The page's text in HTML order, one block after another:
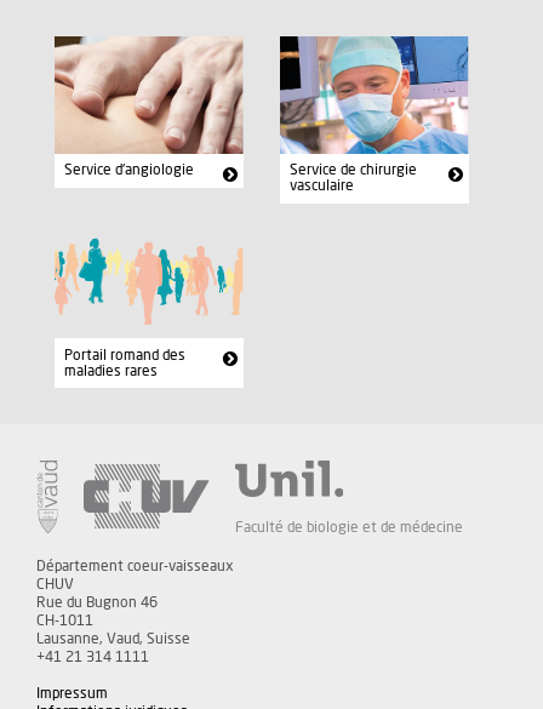
Service d'angiologie
Service de chirurgie
vasculaire
Portail romand des
maladies rares
Faculté de biologie et de médecine
Département coeur-vaisseaux
CHUV
Rue du Bugnon 46
CH-1011
Lausanne, Vaud, Suisse
+41 21 314 1111
Impressum